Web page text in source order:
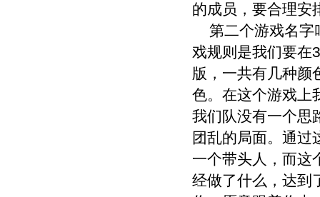
的成员，要合理安
第二个游戏名字
戏规则是我们要在
版，一共有几种颜
色。在这个游戏上
我们队没有一个思
团乱的局面。通过
一个带头人，而这
经做了什么，达到